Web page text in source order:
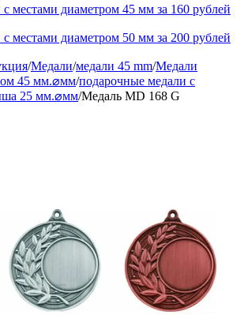
местами диаметром 45 мм за 160 рублей
местами диаметром 50 мм за 200 рублей
/Медали/медали 45 mm/Медали
45 мм.⌀мм/подарочные медали с
25 мм.⌀мм/Медаль MD 168 G